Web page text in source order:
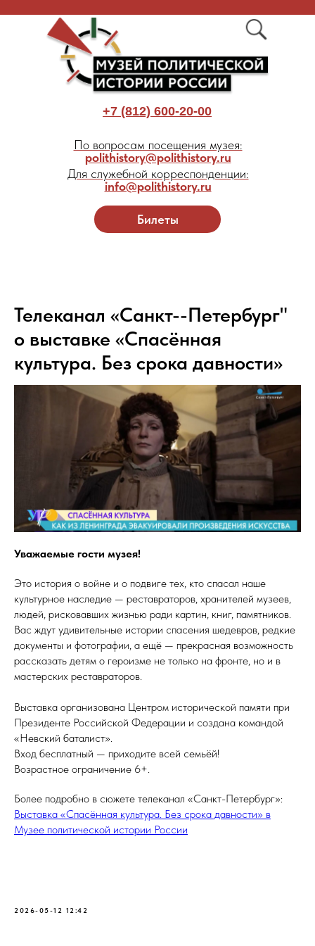
Билеты
+7 (812) 600-20-00
По вопросам посещения музея:
polithistory@polithistory.ru
Для служебной корреспонденции:
info@polithistory.ru
Телеканал «Санкт--Петербург"
о выставке «Спасённая
культура. Без срока давности»
Уважаемые гости музея!
Это история о войне и о подвиге тех, кто спасал наше
культурное наследие — реставраторов, хранителей музеев,
людей, рисковавших жизнью ради картин, книг, памятников.
Вас ждут удивительные истории спасения шедевров, редкие
документы и фотографии, а ещё — прекрасная возможность
рассказать детям о героизме не только на фронте, но и в
мастерских реставраторов.
Выставка организована Центром исторической памяти при
Президенте Российской Федерации и создана командой
«Невский баталист».
Вход бесплатный — приходите всей семьёй!
Возрастное ограничение 6+.
Более подробно в сюжете телеканал «Санкт-Петербург»:
Выставка «Спасённая культура. Без срока давности» в
Музее политической истории России
2026-05-12 12:42